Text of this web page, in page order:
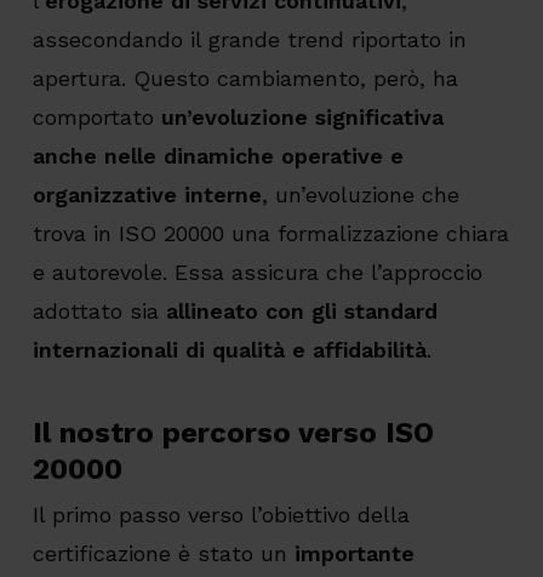
assecondando il grande trend riportato in
apertura. Questo cambiamento, però, ha
comportato un’evoluzione significativa
anche nelle dinamiche operative e
organizzative interne, un’evoluzione che
trova in ISO 20000 una formalizzazione chiara
e autorevole. Essa assicura che l’approccio
adottato sia allineato con gli standard
internazionali di qualità e affidabilità.
Il nostro percorso verso ISO
20000
Il primo passo verso l’obiettivo della
certificazione è stato un importante